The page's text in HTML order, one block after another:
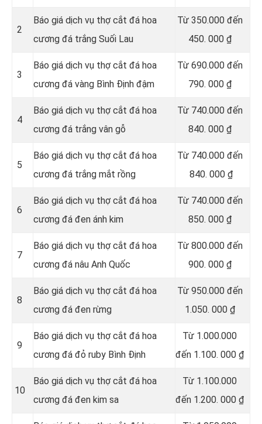
2
Báo giá dịch vụ thợ cắt đá hoa
cương đá trắng Suối Lau
Từ 350.000 đến
450. 000 ₫
3
Báo giá dịch vụ thợ cắt đá hoa
cương đá vàng Bình Định đậm
Từ 690.000 đến
790. 000 ₫
4
Báo giá dịch vụ thợ cắt đá hoa
cương đá trắng vân gỗ
Từ 740.000 đến
840. 000 ₫
5
Báo giá dịch vụ thợ cắt đá hoa
cương đá trắng mắt rồng
Từ 740.000 đến
840. 000 ₫
6
Báo giá dịch vụ thợ cắt đá hoa
cương đá đen ánh kim
Từ 740.000 đến
850. 000 ₫
7
Báo giá dịch vụ thợ cắt đá hoa
cương đá nâu Anh Quốc
Từ 800.000 đến
900. 000 ₫
8
Báo giá dịch vụ thợ cắt đá hoa
cương đá đen rừng
Từ 950.000 đến
1.050. 000 ₫
9
Báo giá dịch vụ thợ cắt đá hoa
cương đá đỏ ruby Bình Định
Từ 1.000.000
đến 1.100. 000 ₫
10
Báo giá dịch vụ thợ cắt đá hoa
cương đá đen kim sa
Từ 1.100.000
đến 1.200. 000 ₫